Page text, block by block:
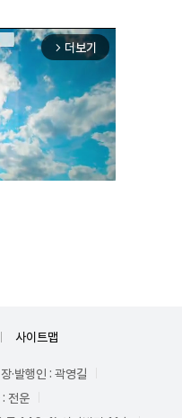
arrow_forward_ios 더보기
사이트맵
·발행인 : 곽영길
전운